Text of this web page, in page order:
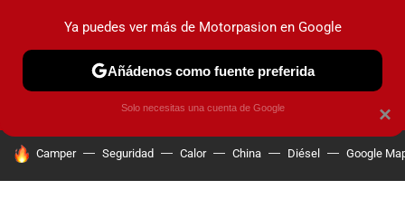
PRUEBAS COCHES ELÉCTRICOS OBSERVATORIO
HOY SE HABLA DE
Camper Seguridad Calor China Diésel Google
×
Ya puedes ver más de Motorpasion en Google
Añádenos como fuente preferida
Solo necesitas una cuenta de Google